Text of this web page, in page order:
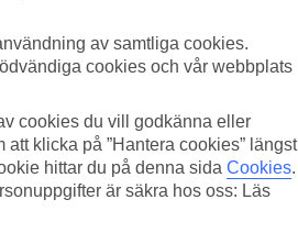
av samtliga cookies.
cookies och vår webbplats
cookies du vill godkänna eller
klicka på ”Hantera cookies” längst
hittar du på denna sida Cookies.
är säkra hos oss: Läs